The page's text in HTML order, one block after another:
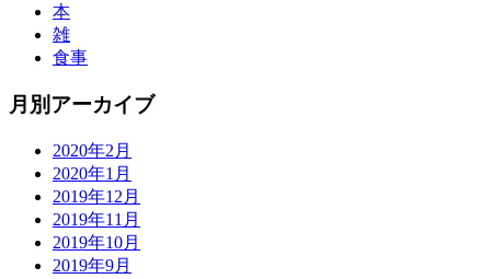
本
雑
食事
月別アーカイブ
2020年2月
2020年1月
2019年12月
2019年11月
2019年10月
2019年9月